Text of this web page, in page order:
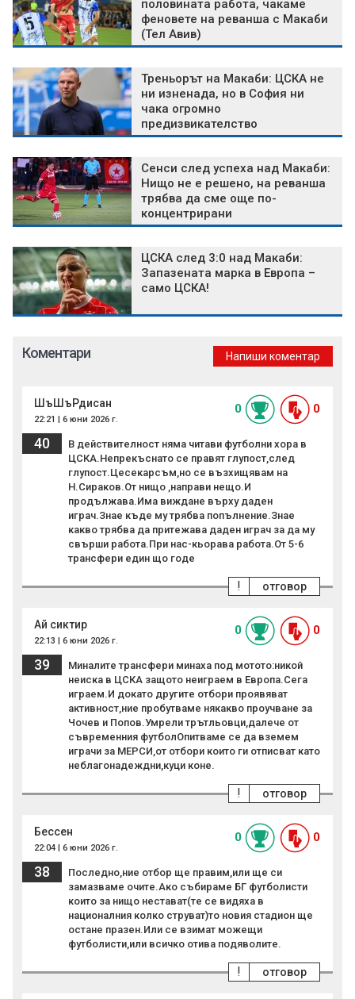
половината работа, чакаме
феновете на реванша с Макаби
(Тел Авив)
Треньорът на Макаби: ЦСКА не
ни изненада, но в София ни
чака огромно
предизвикателство
Сенси след успеха над Макаби:
Нищо не е решено, на реванша
трябва да сме още по-
концентрирани
ЦСКА след 3:0 над Макаби:
Запазената марка в Европа –
само ЦСКА!
Коментари Напиши коментар
ШъШъРдисан
22:21 | 6 юни 2026 г.
0 0
40
В действителност няма читави футболни хора в
ЦСКА.Непрекъснато се правят глупост,след
глупост.Цесекарсъм,но се възхищявам на
Н.Сираков.От нищо ,направи нещо.И
продължава.Има виждане върху даден
играч.Знае къде му трябва попълнение.Знае
какво трябва да притежава даден играч за да му
свърши работа.При нас-кьорава работа.От 5-6
трансфери един що годе
отговор
!
Ай сиктир
22:13 | 6 юни 2026 г.
0 0
39
Миналите трансфери минаха под мотото:никой
неиска в ЦСКА защото неиграем в Европа.Сега
играем.И докато другите отбори проявяват
активност,ние пробутваме някакво проучване за
Чочев и Попов.Умрели трътльовци,далече от
съвременния футболОпитваме се да вземем
играчи за МЕРСИ,от отбори които ги отписват като
неблагонадеждни,куци коне.
отговор
!
Бессен
22:04 | 6 юни 2026 г.
0 0
38
Последно,ние отбор ще правим,или ще си
замазваме очите.Ако събираме БГ футболисти
които за нищо нестават(те се видяха в
националния колко струват)то новия стадион ще
остане празен.Или се взимат можещи
футболисти,или всичко отива подяволите.
отговор
!